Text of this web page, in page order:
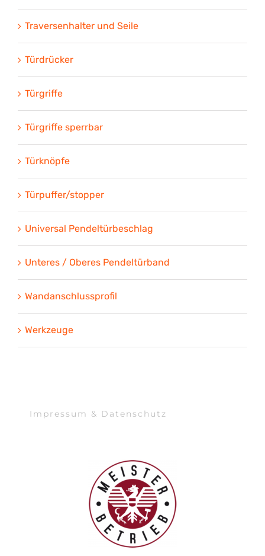
Traversenhalter und Seile
Türdrücker
Türgriffe
Türgriffe sperrbar
Türknöpfe
Türpuffer/stopper
Universal Pendeltürbeschlag
Unteres / Oberes Pendeltürband
Wandanschlussprofil
Werkzeuge
Impressum & Datenschutz